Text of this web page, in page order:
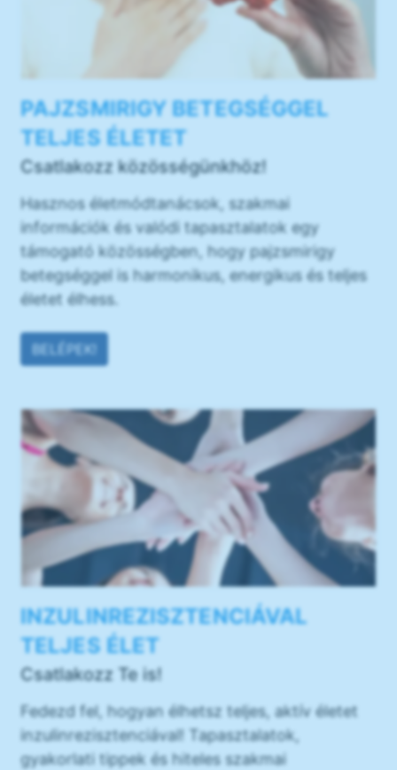
PAJZSMIRIGY BETEGSÉGGEL
TELJES ÉLETET
Csatlakozz közösségünkhöz!
Hasznos életmódtanácsok, szakmai
információk és valódi tapasztalatok egy
támogató közösségben, hogy pajzsmirigy
betegséggel is harmonikus, energikus és teljes
életet élhess.
BELÉPEK!
INZULINREZISZTENCIÁVAL
TELJES ÉLET
Csatlakozz Te is!
Fedezd fel, hogyan élhetsz teljes, aktív életet
inzulinrezisztenciával! Tapasztalatok,
gyakorlati tippek és hiteles szakmai